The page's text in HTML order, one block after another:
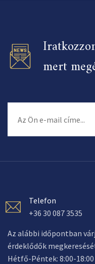
mert
Telefon
+36 30 087 3535
Az alábbi időpontban
érdeklődők
Hétfő-Péntek: 8:00-18:00